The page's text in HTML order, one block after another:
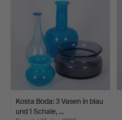
Kosta Boda: 3 Vasen in blau
und 1 Schale, …